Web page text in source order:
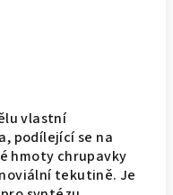
vlastní
podílející se na
hmoty chrupavky
tekutině. Je